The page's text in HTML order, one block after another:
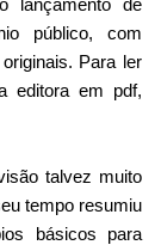
público, com
Para ler
editora em pdf,
talvez muito
tempo resumiu
básicos para